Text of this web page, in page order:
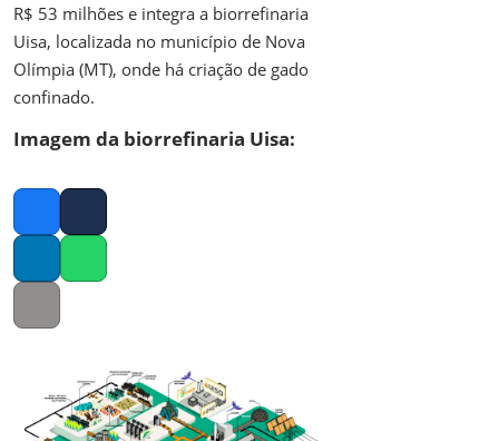
R$ 53 milhões e integra a biorrefinaria
Uisa, localizada no município de Nova
Olímpia (MT), onde há criação de gado
confinado.
Imagem da biorrefinaria Uisa:
FacebookTwitter
LinkedInWhatsapp
Copy link